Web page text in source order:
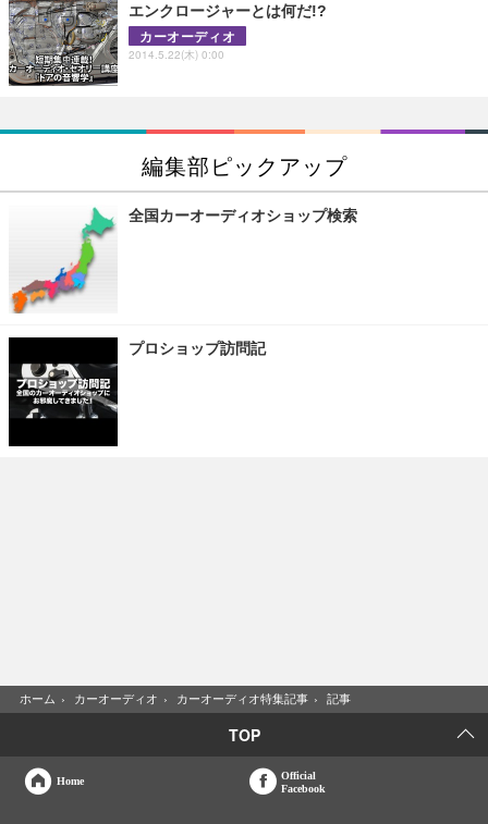
エンクロージャーとは何だ!?
カーオーディオ
2014.5.22(木) 0:00
編集部ピックアップ
全国カーオーディオショップ検索
プロショップ訪問記
ホーム › カーオーディオ › カーオーディオ特集記事 › 記事
TOP
Home
Official
Facebook